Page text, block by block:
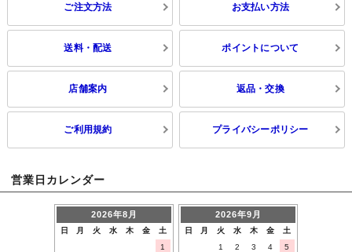
ご注文方法 お支払い方法
送料・配送 ポイントについて
店舗案内 返品・交換
ご利用規約 プライバシーポリシー
営業日カレンダー
2026年8月
日 月 火 水 木 金
土
1
2026年9月
日 月 火 水 木 金
土
1
2 3 4
5